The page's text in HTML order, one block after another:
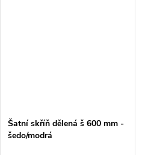
Šatní skříň dělená š 600 mm -
šedo/modrá